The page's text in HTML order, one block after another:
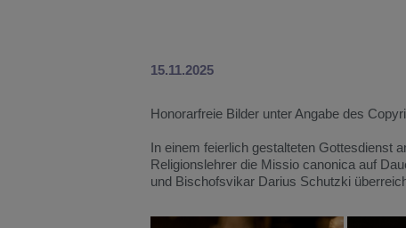
15.11.2025
Honorarfreie Bilder unter Angabe des
In einem feierlich gestalteten Gottesdienst
Religionslehrer die Missio canonica auf
und Bischofsvikar Darius Schutzki